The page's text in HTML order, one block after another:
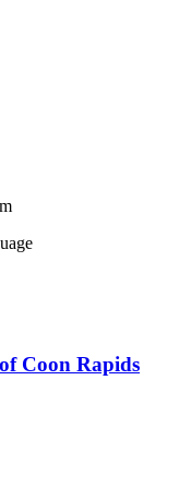
Coon Rapids